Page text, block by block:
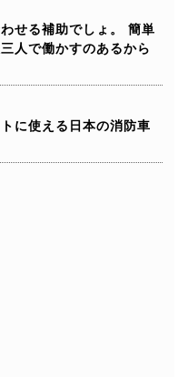
せる補助でしょ。
簡単
人で働かすのあるから
に使える日本の消防車